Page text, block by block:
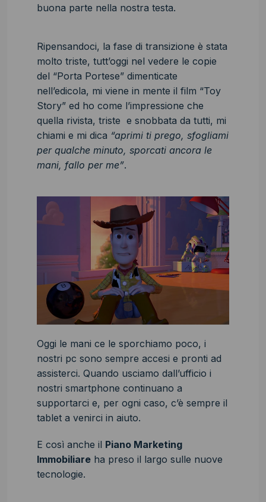
buona parte nella nostra testa.
Ripensandoci, la fase di transizione è stata
molto triste, tutt’oggi nel vedere le copie
del “Porta Portese” dimenticate
nell’edicola, mi viene in mente il film “Toy
Story” ed ho come l’impressione che
quella rivista, triste e snobbata da tutti, mi
chiami e mi dica “aprimi ti prego, sfogliami
per qualche minuto, sporcati ancora le
mani, fallo per me”.
Oggi le mani ce le sporchiamo poco, i
nostri pc sono sempre accesi e pronti ad
assisterci. Quando usciamo dall’ufficio i
nostri smartphone continuano a
supportarci e, per ogni caso, c’è sempre il
tablet a venirci in aiuto.
E così anche il Piano Marketing
Immobiliare ha preso il largo sulle nuove
tecnologie.